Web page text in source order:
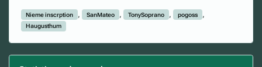
Nieme inscrption SanMateo TonySoprano
pogoss
Haugusthum